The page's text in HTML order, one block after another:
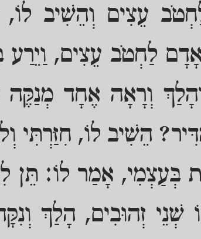
עֵצִים וְהֵשִׁיב לוֹ,
לַחְטֹב עֵצִים, וַיֵרַע
וְרָאָה אֶחָד מְנַקֶּה
הֵשִׁיב לוֹ, חִזַּרְתִּי
בְּעַצְמִי, אָמַר לוֹ: תֵּן
זְהוּבִים, הָלַךְ